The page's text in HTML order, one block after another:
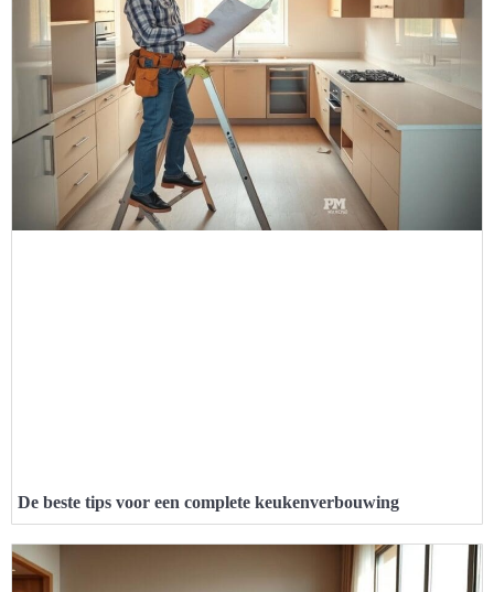
De beste tips voor een complete keukenverbouwing